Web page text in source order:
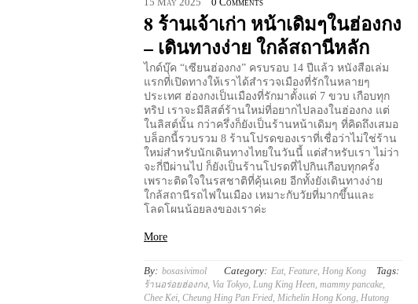
15 May 2025 0 Comments
8 ร้านเจ้าเก่า หน้าเดิมๆในฮ่องกง
– เดินทางง่าย ใกล้สถานีหลัก
ไกด์บุ๊ค “เซียนฮ่องกง” ครบรอบ 14 ปีแล้ว หนังสือเล่ม
แรกที่เปิดทางให้เราได้สำรวจเมืองที่รักในหลายๆ
ประเทศ ฮ่องกงเป็นเมืองที่รักมาตั้งแต่ 7 ขวบ เกือบทุก
ทริป เราจะมีลิสต์ร้านใหม่ที่อยากไปลองในฮ่องกง แต่
ในลิสต์นั้น กว่าครึ่งก็ยังเป็นร้านหน้าเดิมๆ ที่คิดถึงเสมอ
บล็อกนี้รวบรวม 8 ร้านโปรดของเราที่เชื่อว่าไม่ใช่ร้าน
ใหม่สำหรับนักเดินทางไทยในวันนี้ แต่สำหรับเรา ไม่ว่า
จะกี่ปีผ่านไป ก็ยังเป็นร้านโปรดที่ไปกินเกือบทุกครั้ง
เพราะติดใจในรสชาติที่คุ้นเคย อีกทั้งยังเดินทางง่าย
ใกล้สถานีรถไฟในเมือง เหมาะกับวัยที่มากขึ้นและ
โลดโผนน้อยลงของเราค่ะ
More
By: bosasivimol Category: Eat, Feature Hong Kong Tags:
ร้านอร่อยฮ่องกง, Via Tokyo Lung King Heen mammy pancake
Chee Kei Cheung Hing Pan Fried Michelin Hong Kong Hutong